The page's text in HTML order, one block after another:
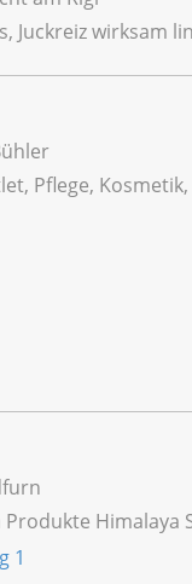
Juckreiz wirksam
Pflege,
Himalaya